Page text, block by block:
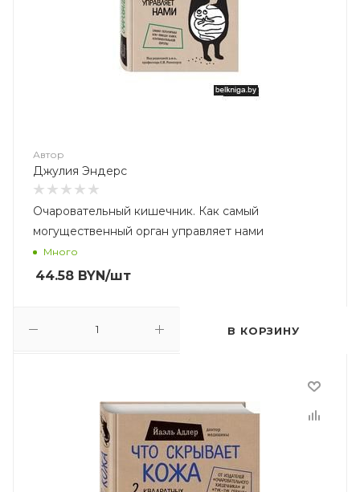
Автор
Джулия Эндерс
Очаровательный кишечник. Как самый
могущественный орган управляет нами
Много
44.58 BYN/шт
В КОРЗИНУ